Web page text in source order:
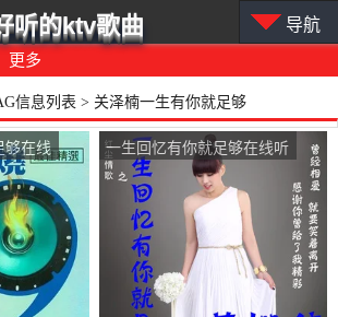
更多
听的ktv歌曲 导航
信息列表 > 关泽楠一生有你就足够
够在线
洒,随
一生回忆有你就足够在线听
(原唱是蒋姗倍)，追梦演唱
点播:118次